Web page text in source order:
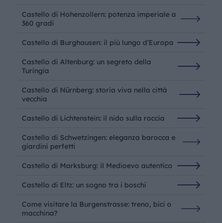
Castello di Hohenzollern: potenza imperiale a
360 gradi
Castello di Burghausen: il più lungo d’Europa
Castello di Altenburg: un segreto della
Turingia
Castello di Nürnberg: storia viva nella città
vecchia
Castello di Lichtenstein: il nido sulla roccia
Castello di Schwetzingen: eleganza barocca e
giardini perfetti
Castello di Marksburg: il Medioevo autentico
Castello di Eltz: un sogno tra i boschi
Come visitare la Burgenstrasse: treno, bici o
macchina?